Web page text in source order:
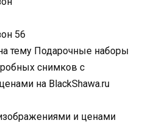
тему Подарочные наборы
снимков с
на BlackShawa.ru
и ценами